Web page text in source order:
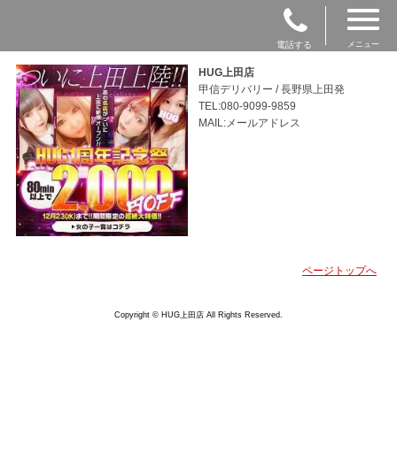
電話する メニュー
HUG上田店
甲信デリバリー / 長野県上田発
TEL:080-9099-9859
MAIL:メールアドレス
ページトップへ
Copyright © HUG上田店 All Rights Reserved.